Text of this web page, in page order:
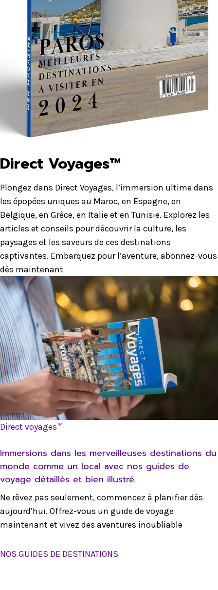
Direct Voyages™
Plongez dans Direct Voyages, l’immersion ultime dans
les épopées uniques au Maroc, en Espagne, en
Belgique, en Grèce, en Italie et en Tunisie. Explorez les
articles et conseils pour découvrir la culture, les
paysages et les saveurs de ces destinations
captivantes. Embarquez pour l’aventure, abonnez-vous
dès maintenant
Direct voyages™
Immersions dans les merveilleuses destinations du
monde comme un local avec nos guides de
voyage détaillés et bien illustré.
Ne rêvez pas seulement, commencez à planifier dès
aujourd’hui. Offrez-vous un guide de voyage
maintenant et vivez des aventures inoubliable
NOS GUIDES DE DESTINATIONS